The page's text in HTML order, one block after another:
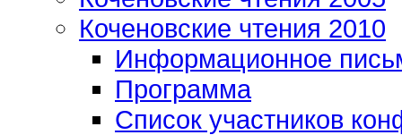
Коченовские чтения 2010
Информационное
Программа
Список участников